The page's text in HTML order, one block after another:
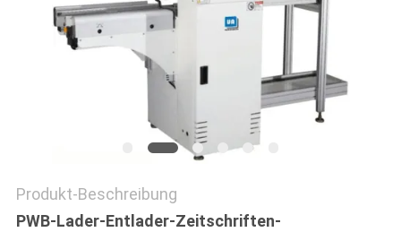
SITEMAP
Produkt-Beschreibung
PWB-Lader-Entlader-Zeitschriften-